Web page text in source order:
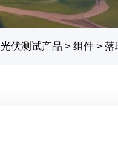
光伏测试产品 > 组件 > 落